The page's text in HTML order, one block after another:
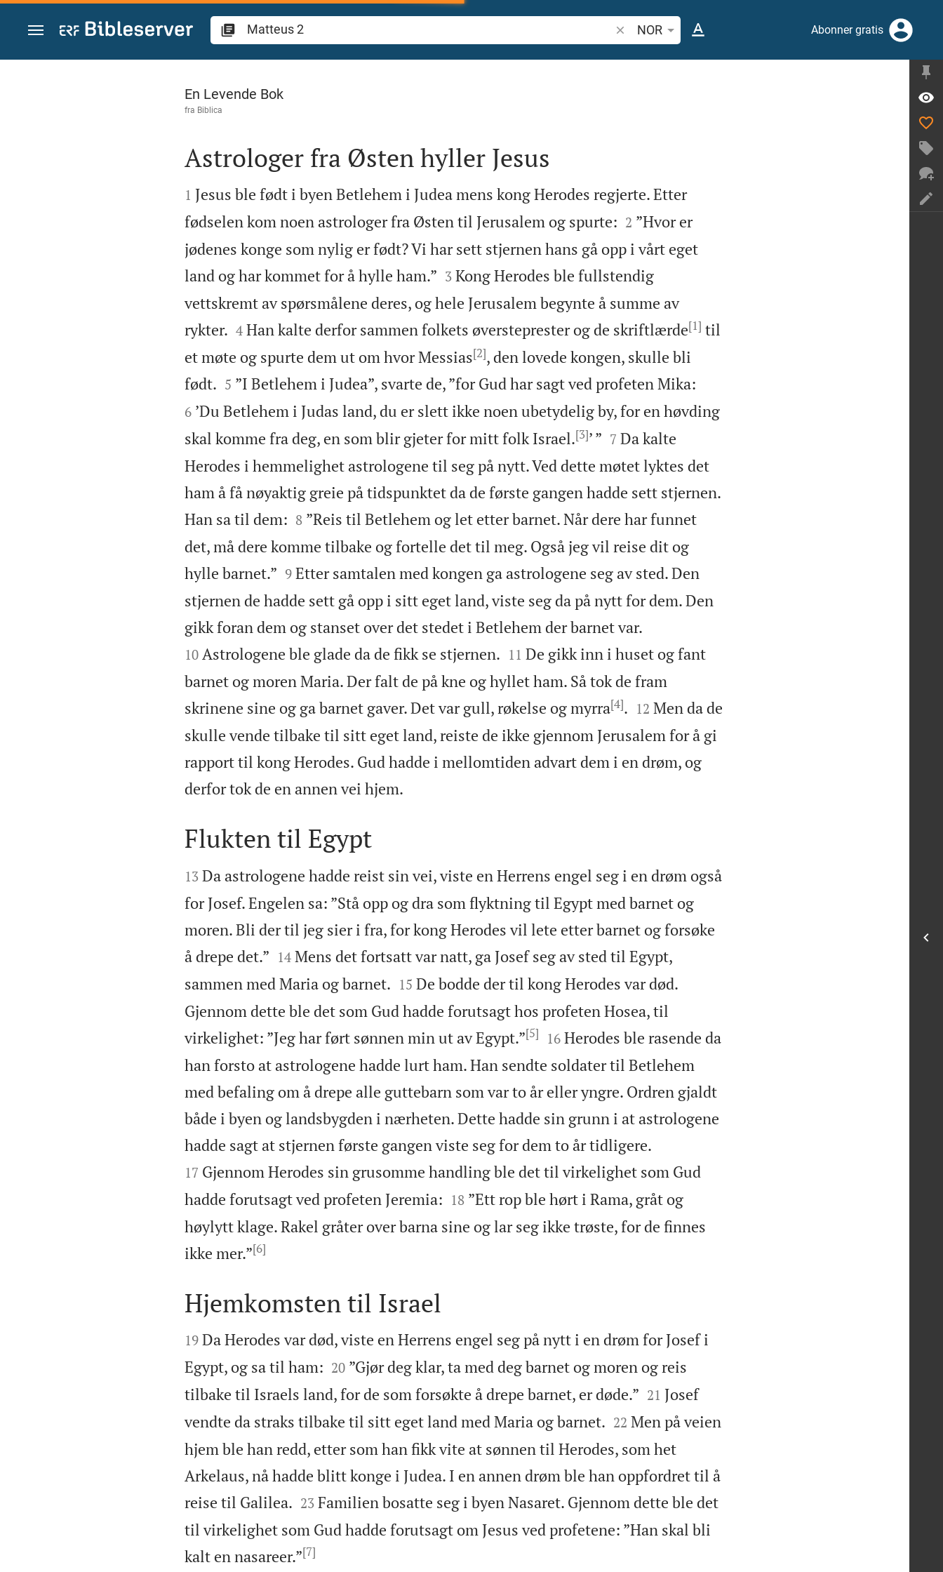
Skift til innhold
Søk bibelvers eller ord
NOR Abonner gratis
Matteus 2
En Levende Bok
fra Biblica

Astrologer fra Østen hyller Jesus

1 Jesus ble født i byen Betlehem i Judea mens kong Herodes regjerte. Etter
fødselen kom noen astrologer fra Østen til Jerusalem og spurte:
2 ”Hvor er
jødenes konge som nylig er født? Vi har sett stjernen hans gå opp i vårt eget
land og har kommet for å hylle ham.”
3 Kong Herodes ble fullstendig
vettskremt av spørsmålene deres, og hele Jerusalem begynte å summe av
rykter.
4 Han kalte derfor sammen folkets øversteprester og de skriftlærde[1] til
et møte og spurte dem ut om hvor Messias[2], den lovede kongen, skulle bli
født.
5 ”I Betlehem i Judea”, svarte de, ”for Gud har sagt ved profeten Mika:
6 ’Du Betlehem i Judas land, du er slett ikke noen ubetydelig by, for en høvding
skal komme fra deg, en som blir gjeter for mitt folk Israel.[3]’ ”
7 Da kalte
Herodes i hemmelighet astrologene til seg på nytt. Ved dette møtet lyktes det
ham å få nøyaktig greie på tidspunktet da de første gangen hadde sett stjernen.
Han sa til dem:
8 ”Reis til Betlehem og let etter barnet. Når dere har funnet
det, må dere komme tilbake og fortelle det til meg. Også jeg vil reise dit og
hylle barnet.”
9 Etter samtalen med kongen ga astrologene seg av sted. Den
stjernen de hadde sett gå opp i sitt eget land, viste seg da på nytt for dem. Den
gikk foran dem og stanset over det stedet i Betlehem der barnet var.
10 Astrologene ble glade da de fikk se stjernen.
11 De gikk inn i huset og fant
barnet og moren Maria. Der falt de på kne og hyllet ham. Så tok de fram
skrinene sine og ga barnet gaver. Det var gull, røkelse og myrra[4].
12 Men da de
skulle vende tilbake til sitt eget land, reiste de ikke gjennom Jerusalem for å gi
rapport til kong Herodes. Gud hadde i mellomtiden advart dem i en drøm, og
derfor tok de en annen vei hjem.

Flukten til Egypt

13 Da astrologene hadde reist sin vei, viste en Herrens engel seg i en drøm også
for Josef. Engelen sa: ”Stå opp og dra som flyktning til Egypt med barnet og
moren. Bli der til jeg sier i fra, for kong Herodes vil lete etter barnet og forsøke
å drepe det.”
14 Mens det fortsatt var natt, ga Josef seg av sted til Egypt,
sammen med Maria og barnet.
15 De bodde der til kong Herodes var død.
Gjennom dette ble det som Gud hadde forutsagt hos profeten Hosea, til
virkelighet: ”Jeg har ført sønnen min ut av Egypt.”[5]
16 Herodes ble rasende da
han forsto at astrologene hadde lurt ham. Han sendte soldater til Betlehem
med befaling om å drepe alle guttebarn som var to år eller yngre. Ordren gjaldt
både i byen og landsbygden i nærheten. Dette hadde sin grunn i at astrologene
hadde sagt at stjernen første gangen viste seg for dem to år tidligere.
17 Gjennom Herodes sin grusomme handling ble det til virkelighet som Gud
hadde forutsagt ved profeten Jeremia:
18 ”Ett rop ble hørt i Rama, gråt og
høylytt klage. Rakel gråter over barna sine og lar seg ikke trøste, for de finnes
ikke mer.”[6]

Hjemkomsten til Israel

19 Da Herodes var død, viste en Herrens engel seg på nytt i en drøm for Josef i
Egypt, og sa til ham:
20 ”Gjør deg klar, ta med deg barnet og moren og reis
tilbake til Israels land, for de som forsøkte å drepe barnet, er døde.”
21 Josef
vendte da straks tilbake til sitt eget land med Maria og barnet.
22 Men på veien
hjem ble han redd, etter som han fikk vite at sønnen til Herodes, som het
Arkelaus, nå hadde blitt konge i Judea. I en annen drøm ble han oppfordret til å
reise til Galilea.
23 Familien bosatte seg i byen Nasaret. Gjennom dette ble det
til virkelighet som Gud hadde forutsagt om Jesus ved profetene: ”Han skal bli
kalt en nasareer.”[7]